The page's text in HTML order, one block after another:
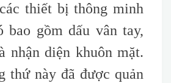
thiết bị thông minh
bao gồm dấu vân tay,
nhận diện khuôn mặt.
thứ này đã được quản